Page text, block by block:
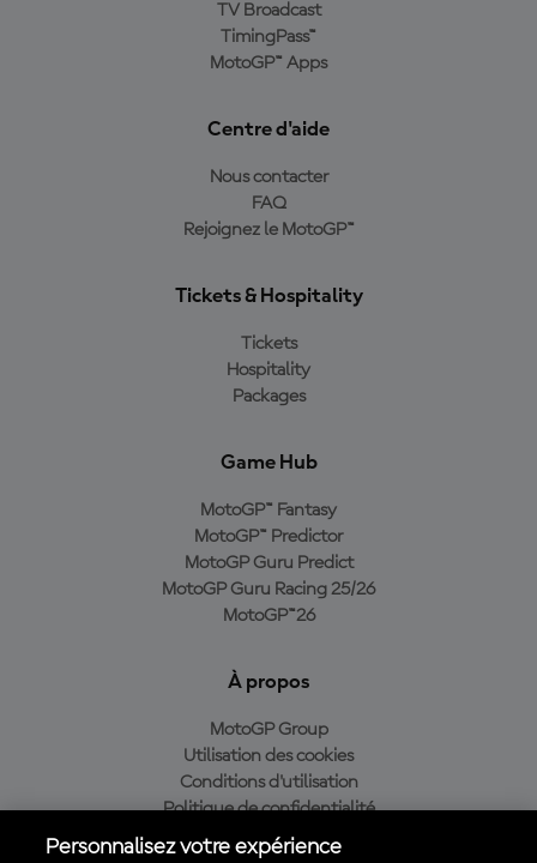
TV Broadcast
TimingPass™
MotoGP™ Apps
Centre d'aide
Nous contacter
FAQ
Rejoignez le MotoGP™
Tickets & Hospitality
Tickets
Hospitality
Packages
Game Hub
MotoGP™ Fantasy
MotoGP™ Predictor
MotoGP Guru Predict
MotoGP Guru Racing 25/26
MotoGP™26
À propos
MotoGP Group
Utilisation des cookies
Conditions d'utilisation
Politique de confidentialité
Politique d’achat
Personnalisez votre expérience